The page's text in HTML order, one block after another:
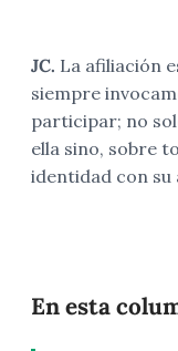
JC. La afiliación
siempre
participar; no
ella sino, sobre
identidad con su
En esta